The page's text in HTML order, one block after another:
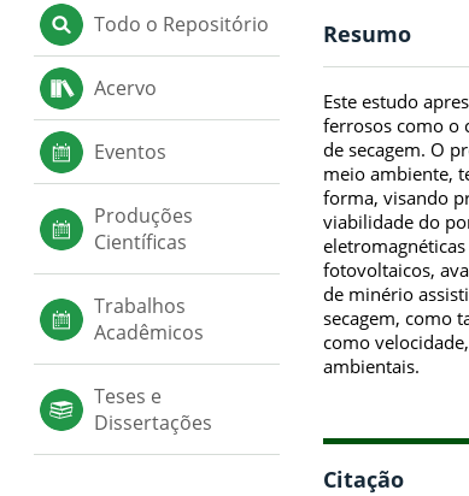
Todo o Repositório
Acervo
Eventos
Produções
Científicas
Trabalhos
Acadêmicos
Teses e
Dissertações
Resumo
Este estudo
ferrosos como o
de secagem. O
meio ambiente,
forma, visando
viabilidade do
fotovoltaicos,
de minério
secagem, como
como
ambientais.
Citação